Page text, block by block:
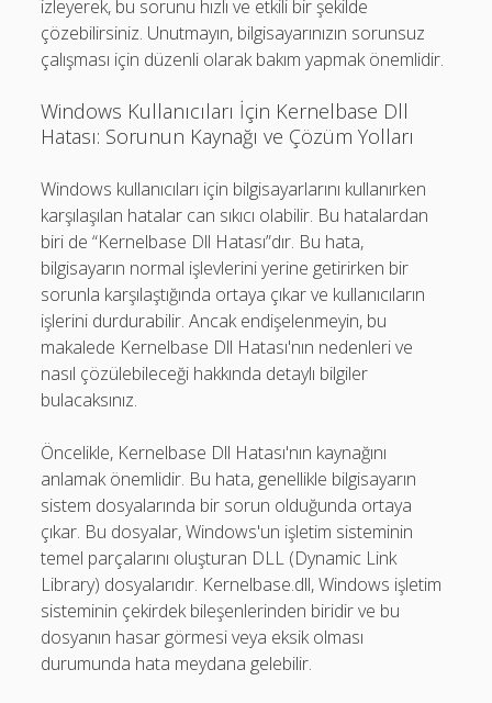
izleyerek, bu sorunu hızlı ve etkili bir şekilde
çözebilirsiniz. Unutmayın, bilgisayarınızın sorunsuz
çalışması için düzenli olarak bakım yapmak önemlidir.
Windows Kullanıcıları İçin Kernelbase Dll
Hatası: Sorunun Kaynağı ve Çözüm Yolları
Windows kullanıcıları için bilgisayarlarını kullanırken
karşılaşılan hatalar can sıkıcı olabilir. Bu hatalardan
biri de “Kernelbase Dll Hatası”dır. Bu hata,
bilgisayarın normal işlevlerini yerine getirirken bir
sorunla karşılaştığında ortaya çıkar ve kullanıcıların
işlerini durdurabilir. Ancak endişelenmeyin, bu
makalede Kernelbase Dll Hatası'nın nedenleri ve
nasıl çözülebileceği hakkında detaylı bilgiler
bulacaksınız.
Öncelikle, Kernelbase Dll Hatası'nın kaynağını
anlamak önemlidir. Bu hata, genellikle bilgisayarın
sistem dosyalarında bir sorun olduğunda ortaya
çıkar. Bu dosyalar, Windows'un işletim sisteminin
temel parçalarını oluşturan DLL (Dynamic Link
Library) dosyalarıdır. Kernelbase.dll, Windows işletim
sisteminin çekirdek bileşenlerinden biridir ve bu
dosyanın hasar görmesi veya eksik olması
durumunda hata meydana gelebilir.